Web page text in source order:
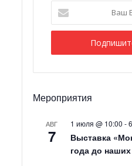
Email
адрес
Мероприятия
АВГ
7
1 июля @ 10:00 -
Выставка
года до